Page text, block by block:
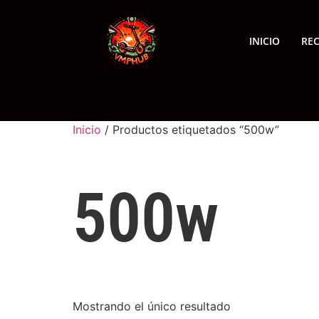
INICIO
Inicio / Productos etiquetados “500w”
500w
Mostrando el único resultado